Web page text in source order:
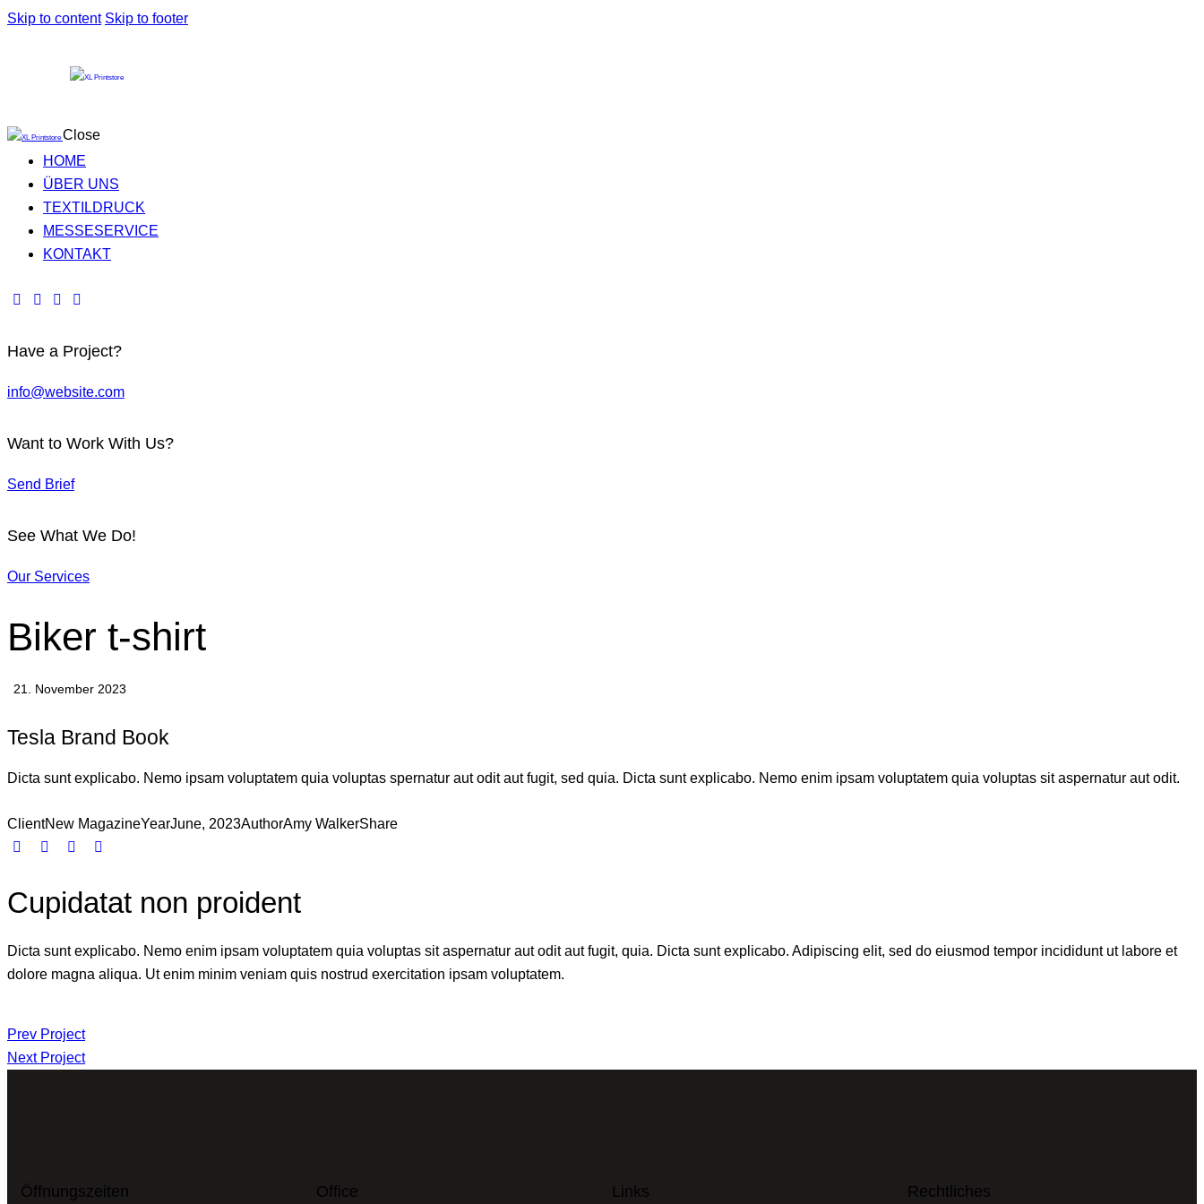
Skip to content Skip to footer
Close
HOME
ÜBER UNS
TEXTILDRUCK
MESSESERVICE
KONTAKT
Have a Project?
info@website.com
Want to Work With Us?
Send Brief
See What We Do!
Our Services
Biker t-shirt
21. November 2023
Tesla Brand Book
Dicta sunt explicabo. Nemo ipsam voluptatem quia voluptas spernatur aut odit aut fugit, sed quia. Dicta sunt explicabo. Nemo enim ipsam voluptatem quia voluptas sit aspernatur aut odit.
ClientNew MagazineYearJune, 2023AuthorAmy WalkerShare
Cupidatat non proident
Dicta sunt explicabo. Nemo enim ipsam voluptatem quia voluptas sit aspernatur aut odit aut fugit, quia. Dicta sunt explicabo. Adipiscing elit, sed do eiusmod tempor incididunt ut labore et
dolore magna aliqua. Ut enim minim veniam quis nostrud exercitation ipsam voluptatem.
Prev Project
Next Project
Öffnungszeiten Office Links Rechtliches